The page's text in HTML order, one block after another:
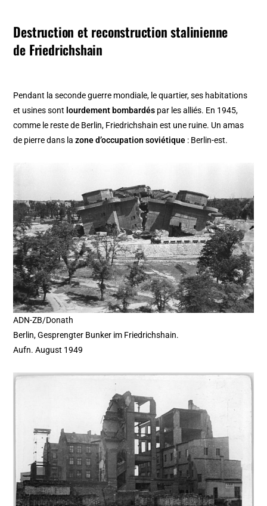
Destruction et reconstruction stalinienne
de Friedrichshain
Pendant la seconde guerre mondiale, le quartier, ses habitations
et usines sont lourdement bombardés par les alliés. En 1945,
comme le reste de Berlin, Friedrichshain est une ruine. Un amas
de pierre dans la zone d’occupation soviétique : Berlin-est.
ADN-ZB/Donath
Berlin, Gesprengter Bunker im Friedrichshain.
Aufn. August 1949